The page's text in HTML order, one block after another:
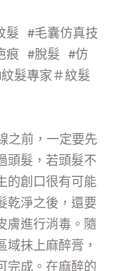
髮 #毛囊仿真技
痕 #脫髮 #仿
髮專家＃紋髮
之前，一定要先
頭髮，若頭髮不
的創口很有可能
乾淨之後，還要
膚進行消毒。隨
抹上麻醉膏，
完成。在麻醉的